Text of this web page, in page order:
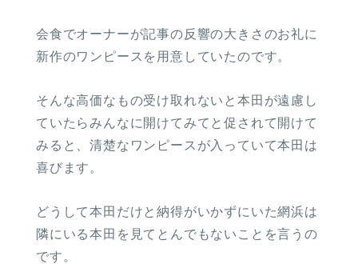
会食でオーナーが記事の反響の大きさのお礼に
新作のワンピースを用意していたのです。
そんな高価なもの受け取れないと本田が遠慮し
ていたらみんなに開けてみてと促されて開けて
みると、清楚なワンピースが入っていて本田は
喜びます。
どうして本田だけと納得がいかずにいた網浜は
隣にいる本田を見てとんでもないことを言うの
です。